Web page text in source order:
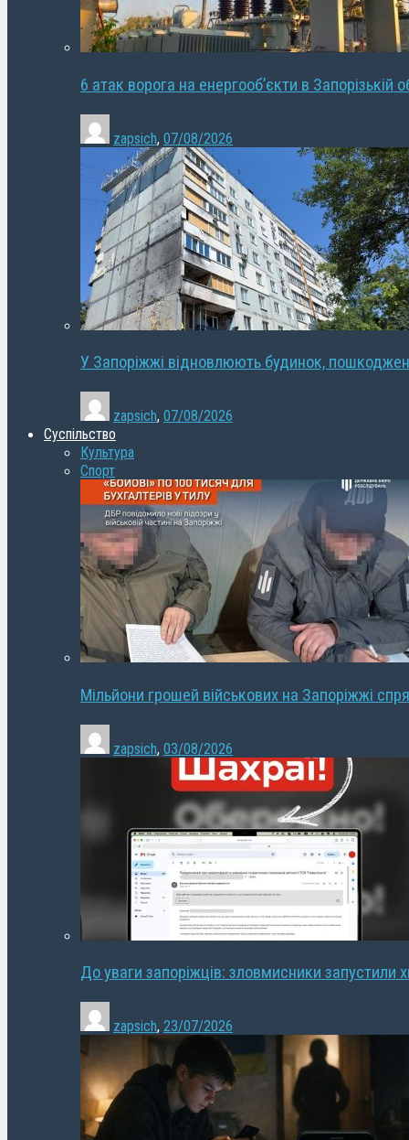
6 атак ворога на енергооб’єкти в Запорізькій
zapsich, 07/08/2026
У Запоріжжі відновлюють будинок,
zapsich, 07/08/2026
Суспільство
Культура
Спорт
Мільйони грошей військових на Запоріжжі
zapsich, 03/08/2026
До уваги запоріжців: зловмисники запустили
zapsich, 23/07/2026